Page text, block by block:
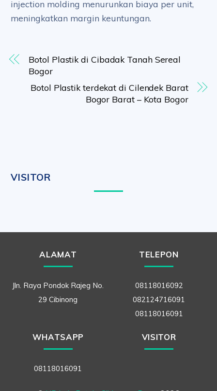
injection molding menurunkan biaya per unit,
meningkatkan margin keuntungan.
Botol Plastik di Cibadak Tanah Sereal
Bogor
Botol Plastik terdekat di Cilendek Barat
Bogor Barat – Kota Bogor
VISITOR
ALAMAT
Jln. Raya Pondok Rajeg No.
29 Cibinong
TELEPON
08118016092
082124716091
08118016091
WHATSAPP
08118016091
VISITOR